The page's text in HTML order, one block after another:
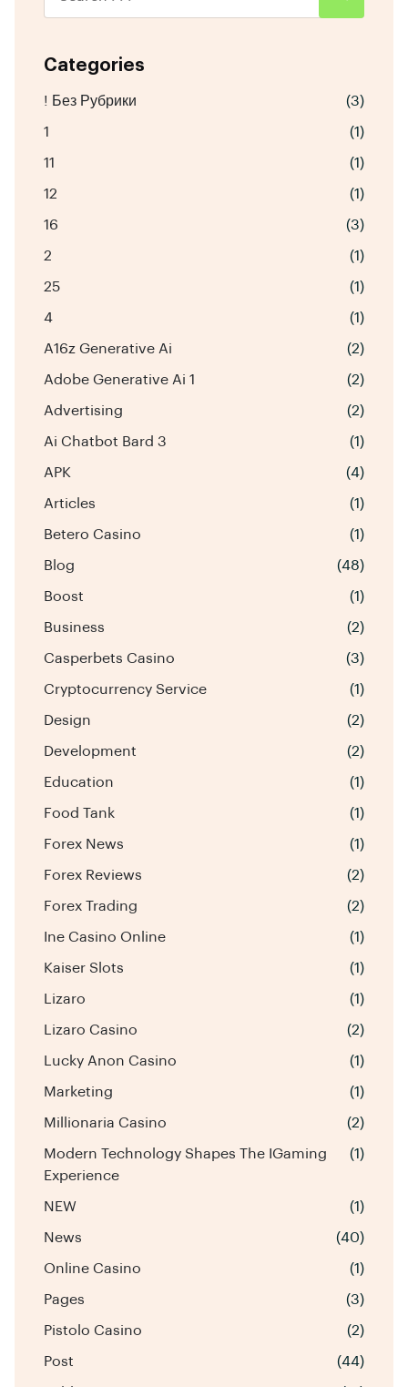
Categories
! Без Рубрики (3)
1 (1)
11 (1)
12 (1)
16 (3)
2 (1)
25 (1)
4 (1)
A16z Generative Ai (2)
Adobe Generative Ai 1 (2)
Advertising (2)
Ai Chatbot Bard 3 (1)
APK (4)
Articles (1)
Betero Casino (1)
Blog (48)
Boost (1)
Business (2)
Casperbets Casino (3)
Cryptocurrency Service (1)
Design (2)
Development (2)
Education (1)
Food Tank (1)
Forex News (1)
Forex Reviews (2)
Forex Trading (2)
Ine Casino Online (1)
Kaiser Slots (1)
Lizaro (1)
Lizaro Casino (2)
Lucky Anon Casino (1)
Marketing (1)
Millionaria Casino (2)
Modern Technology Shapes The IGaming
Experience
(1)
NEW (1)
News (40)
Online Casino (1)
Pages (3)
Pistolo Casino (2)
Post (44)